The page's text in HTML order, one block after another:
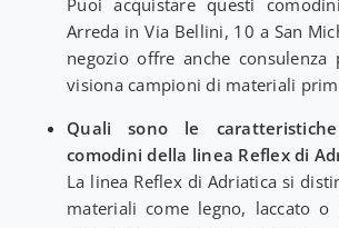
Arreda in Via Bellini, 10 a San
negozio offre anche consulenza
visiona campioni di materiali
Quali sono le
comodini della linea Reflex di
La linea Reflex di Adriatica si
materiali come legno, laccato